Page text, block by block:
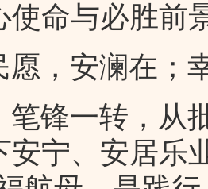
使命与必胜前
，安澜在；
锋一转，从
安宁、安居乐